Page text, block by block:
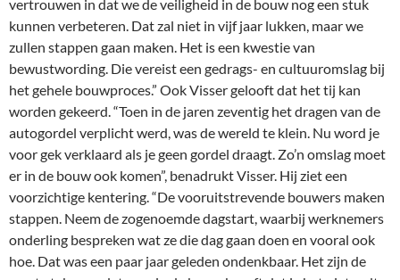
vertrouwen in dat we de veiligheid in de bouw nog een stuk
kunnen verbeteren. Dat zal niet in vijf jaar lukken, maar we
zullen stappen gaan maken. Het is een kwestie van
bewustwording. Die vereist een gedrags- en cultuuromslag bij
het gehele bouwproces.” Ook Visser gelooft dat het tij kan
worden gekeerd. “Toen in de jaren zeventig het dragen van de
autogordel verplicht werd, was de wereld te klein. Nu word je
voor gek verklaard als je geen gordel draagt. Zo’n omslag moet
er in de bouw ook komen”, benadrukt Visser. Hij ziet een
voorzichtige kentering. “De vooruitstrevende bouwers maken
stappen. Neem de zogenoemde dagstart, waarbij werknemers
onderling bespreken wat ze die dag gaan doen en vooral ook
hoe. Dat was een paar jaar geleden ondenkbaar. Het zijn de